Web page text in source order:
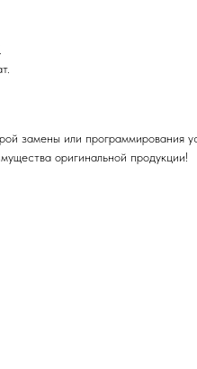
замены или программирования
оригинальной продукции!